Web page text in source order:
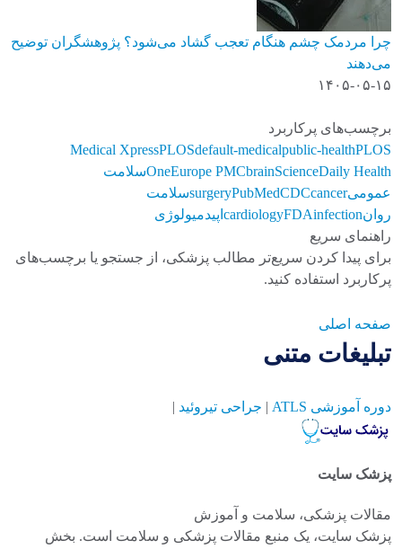
چرا مردمک چشم هنگام تعجب گشاد می‌شود؟ پژوهشگران توضیح
می‌دهند
۱۴۰۵-۰۵-۱۵
برچسب‌های پرکاربرد
Medical XpressPLOSdefault-medicalpublic-healthPLOS
OneEurope PMCbrainScienceDaily Health
سلامت
عمومی
surgeryPubMedCDCcancer
سلامت
روان
cardiologyFDAinfection
اپیدمیولوژی
راهنمای سریع
برای پیدا کردن سریع‌تر مطالب پزشکی، از جستجو یا برچسب‌های
پرکاربرد استفاده کنید.
صفحه اصلی
تبلیغات متنی
دوره آموزشی ATLS | جراحی تیروئید |
پزشک سایت
مقالات پزشکی، سلامت و آموزش
پزشک سایت، یک منبع مقالات پزشکی و سلامت است. بخش